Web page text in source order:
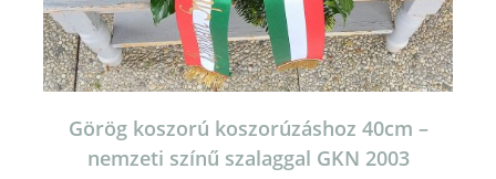
Görög koszorú koszorúzáshoz 40cm –
nemzeti színű szalaggal GKN 2003